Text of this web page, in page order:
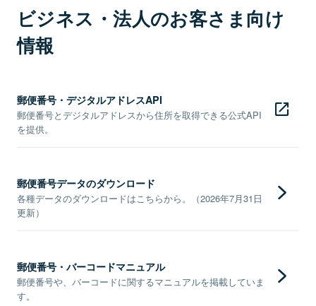
ビジネス・法人のお客さま向け
情報
郵便番号・デジタルアドレスAPI
郵便番号とデジタルアドレスから住所を取得できる公式API
を提供。
郵便番号データのダウンロード
各種データのダウンロードはこちらから。（2026年7月31日
更新）
郵便番号・バーコードマニュアル
郵便番号や、バーコードに関するマニュアルを掲載していま
す。